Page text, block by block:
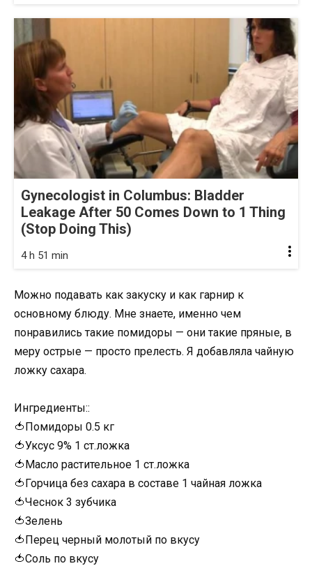
Gynecologist in Columbus: Bladder
Leakage After 50 Comes Down to 1 Thing
(Stop Doing This)
4 h 51 min
Можно подавать как закуску и как гарнир к
основному блюду. Мне знаете, именно чем
понравились такие помидоры — они такие пряные, в
меру острые — просто прелесть. Я добавляла чайную
ложку сахара.
Ингредиенты::
🍅Помидоры 0.5 кг
🍅Уксус 9% 1 ст.ложка
🍅Масло растительное 1 ст.ложка
🍅Горчица без сахара в составе 1 чайная ложка
🍅Чеснок 3 зубчика
🍅Зелень
🍅Перец черный молотый по вкусу
🍅Соль по вкусу